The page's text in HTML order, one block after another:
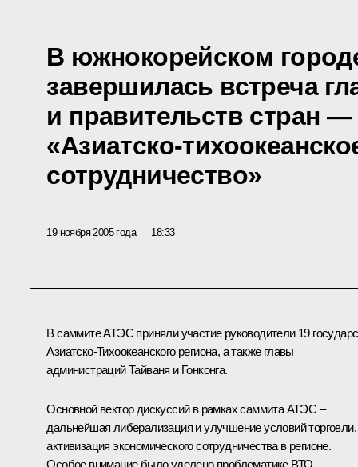
В южнокорейском
завершилась встреча
и правительств стран
«Азиатско-
сотрудничество»
19 ноября 2005 года 18:33
В саммите АТЭС приняли участие руководители 19
Азиатско-Тихоокеанского региона, а также главы
администраций Тайваня и Гонконга.
Основной вектор дискуссий в рамках саммита АТЭС –
дальнейшая либерализация и улучшение условий торговли,
активизация экономического сотрудничества в регионе.